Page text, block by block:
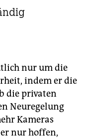
nur um die
indem er die
die privaten
Neuregelung
Kameras
nur hoffen,